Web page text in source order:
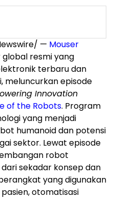
— Mouser
global resmi yang
terbaru dan
meluncurkan episode
Innovation
of the Robots. Program
yang menjadi
humanoid dan potensi
sektor. Lewat episode
robot
sekadar konsep dan
yang digunakan
otomatisasi